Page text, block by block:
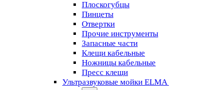
Плоскогубцы
Пинцеты
Отвертки
Прочие инструменты
Запасные части
Клещи кабельные
Ножницы кабельные
Пресс клещи
Ультразвуковые мойки ELMA